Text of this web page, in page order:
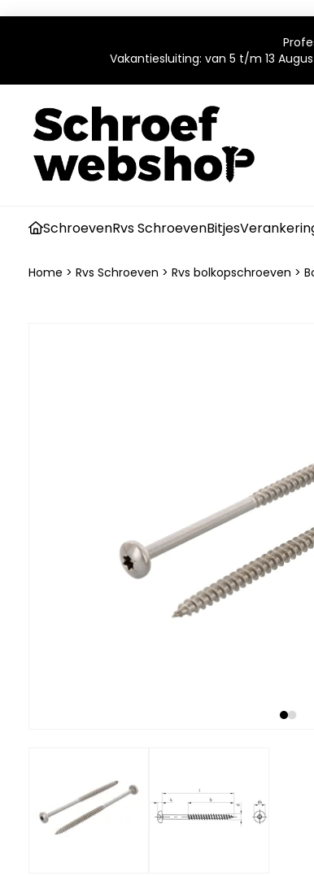
Vakantiesluiting: van 5 t/m 13
SchroevenRvs SchroevenBitjes
Home > Rvs Schroeven > Rvs bolkopschroeven >